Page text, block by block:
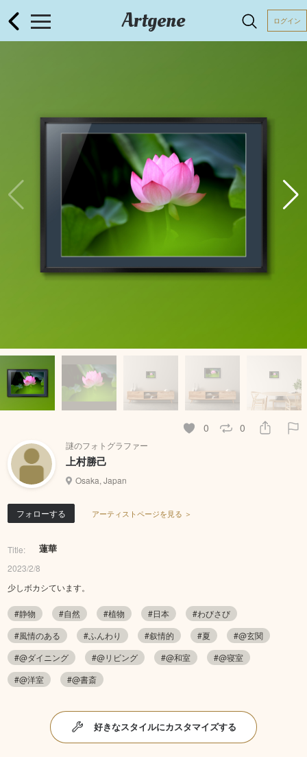
Artgene ログイン
0 0
謎のフォトグラファー
上村勝己
Osaka, Japan
フォローする アーティストページを見る ＞
Title: 蓮華
2023/2/8
少しボカシています。
#静物 #自然 #植物 #日本
#わびさび
#風情のある
#ふんわり #叙情的 #夏
#@玄関
#@ダイニング
#@リビング #@和室
#@寝室
#@洋室
#@書斎
好きなスタイルにカスタマイズする